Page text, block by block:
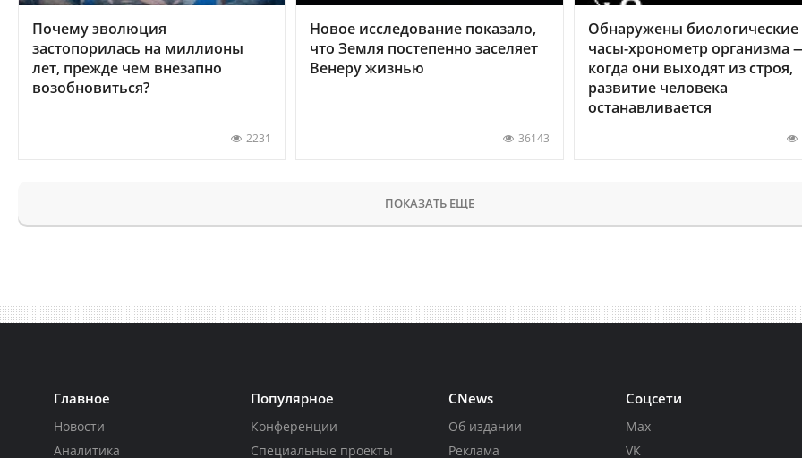
Почему эволюция
застопорилась на миллионы
лет, прежде чем внезапно
возобновиться?
2231
Новое исследование показало,
что Земля постепенно заселяет
Венеру жизнью
36143
Обнаружены биологические
часы-хронометр организма
когда они выходят из строя,
развитие человека
останавливается
ПОКАЗАТЬ ЕЩЕ
Главное
Новости
Аналитика
Популярное
Конференции
Специальные проекты
CNews
Об издании
Реклама
Соцсети
Max
VK